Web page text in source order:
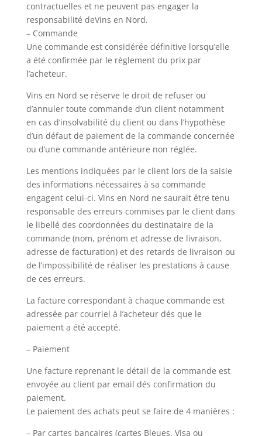
contractuelles et ne peuvent pas engager la
responsabilité deVins en Nord.
– Commande
Une commande est considérée définitive lorsqu’elle
a été confirmée par le règlement du prix par
l’acheteur.
Vins en Nord se réserve le droit de refuser ou
d’annuler toute commande d’un client notamment
en cas d’insolvabilité du client ou dans l’hypothèse
d’un défaut de paiement de la commande concernée
ou d’une commande antérieure non réglée.
Les mentions indiquées par le client lors de la saisie
des informations nécessaires à sa commande
engagent celui-ci. Vins en Nord ne saurait être tenu
responsable des erreurs commises par le client dans
le libellé des coordonnées du destinataire de la
commande (nom, prénom et adresse de livraison,
adresse de facturation) et des retards de livraison ou
de l’impossibilité de réaliser les prestations à cause
de ces erreurs.
La facture correspondant à chaque commande est
adressée par courriel à l’acheteur dés que le
paiement a été accepté.
– Paiement
Une facture reprenant le détail de la commande est
envoyée au client par email dés confirmation du
paiement.
Le paiement des achats peut se faire de 4 manières :
– Par cartes bancaires (cartes Bleues, Visa ou